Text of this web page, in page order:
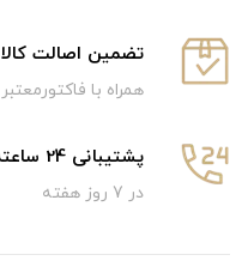
تضمین اصالت کالا
همراه با فاکتورمعتبر
پشتیبانی 24 ساعته
در 7 روز هفته